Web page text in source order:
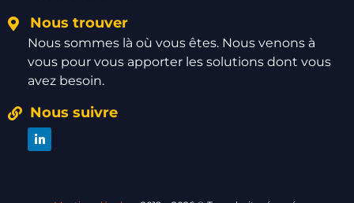
Nous trouver
Nous sommes là où vous êtes. Nous venons à
vous pour vous apporter les solutions dont vous
avez besoin.
Nous suivre